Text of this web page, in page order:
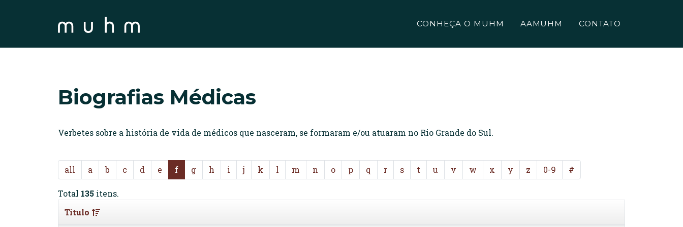
CONHEÇA O MUHM AAMUHM CONTATO
Biografias Médicas
Verbetes sobre a história de vida de médicos que nasceram, se formaram e/ou atuaram no Rio Grande do Sul.
all a b c d e f g h i j k l m n o p q r s t u v w x y z 0-9 #
Total 135 itens.
Titulo